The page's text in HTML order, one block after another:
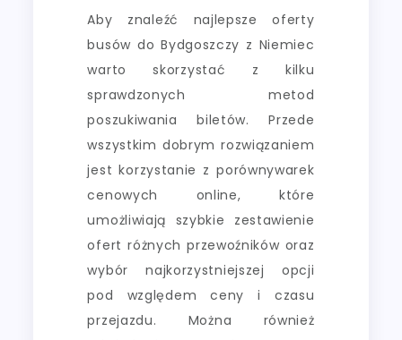
Aby znaleźć najlepsze oferty
busów do Bydgoszczy z Niemiec
warto skorzystać z kilku
sprawdzonych metod
poszukiwania biletów. Przede
wszystkim dobrym rozwiązaniem
jest korzystanie z porównywarek
cenowych online, które
umożliwiają szybkie zestawienie
ofert różnych przewoźników oraz
wybór najkorzystniejszej opcji
pod względem ceny i czasu
przejazdu. Można również